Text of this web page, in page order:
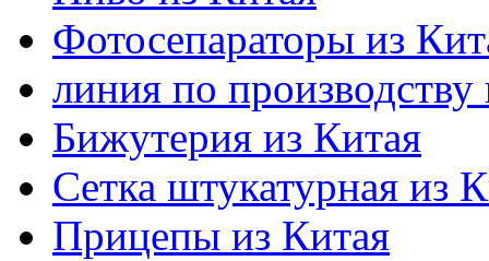
Фотосепараторы из
линия по производству
Бижутерия из Китая
Сетка штукатурная из
Прицепы из Китая